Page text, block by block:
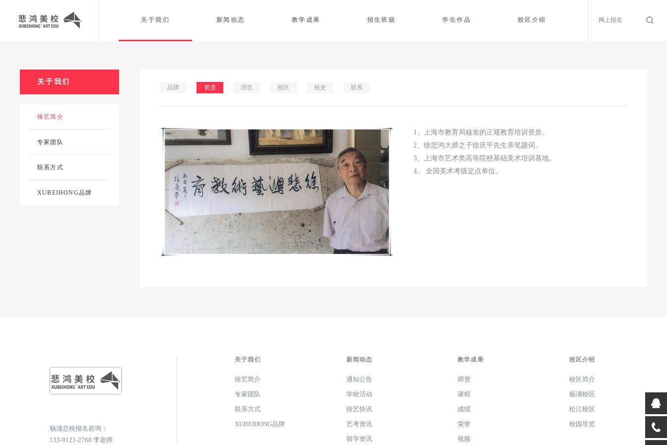
关于我们 新闻动态 教学成果 招生班级 学生作品 校区介绍 网上报名
关于我们
徐艺简介
专家团队
联系方式
XUBEIHONG品牌
品牌 资质 理念 校区 校史 联系
1、上海市教育局核发的正规教育培训资质。
2、徐悲鸿大师之子徐庆平先生亲笔题词。
3、上海市艺术类高等院校基础美术培训基地。
4、 全国美术考级定点单位。
杨浦总校报名咨询：
133-9121-2768 李老师
关于我们
徐艺简介
专家团队
联系方式
XUBEIHONG品牌
新闻动态
通知公告
学校活动
徐艺快讯
艺考资讯
留学资讯
教学成果
师资
课程
成绩
荣誉
视频
校区介绍
校区简介
杨浦校区
松江校区
校园导览